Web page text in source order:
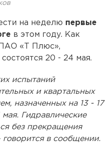
на неделю первые
в этом году. Как
«Т Плюс»,
20 - 24 мая.
испытаний
и квартальных
назначенных на 13 - 17
Гидравлические
без прекращения
говорится в сообщении.